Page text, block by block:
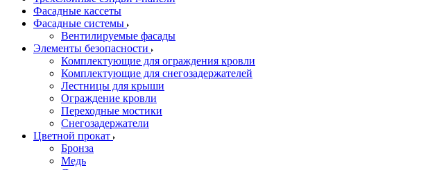
Фасадные кассеты
Фасадные системы
Вентилируемые фасады
Элементы безопасности
Комплектующие для ограждения кровли
Комплектующие для снегозадержателей
Лестницы для крыши
Ограждение кровли
Переходные мостики
Снегозадержатели
Цветной прокат
Бронза
Медь